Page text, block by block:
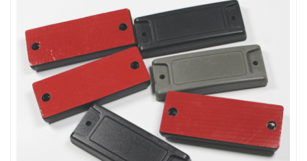
Русский
Italiano
Español
Português
Nederland